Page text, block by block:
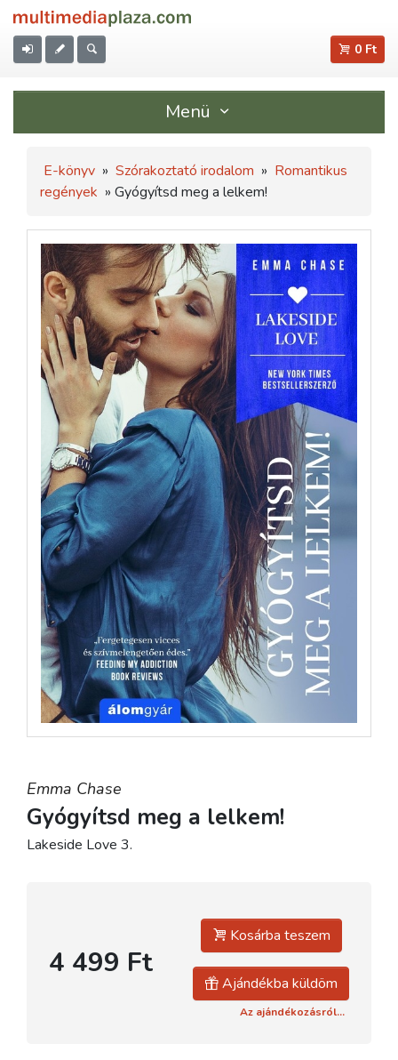
0 Ft
Menü
E-könyv » Szórakoztató irodalom » Romantikus
regények » Gyógyítsd meg a lelkem!
Emma Chase
Gyógyítsd meg a lelkem!
Lakeside Love 3.
4 499 Ft
Kosárba teszem
Ajándékba küldöm
Az ajándékozásról...